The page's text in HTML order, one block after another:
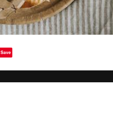
Save